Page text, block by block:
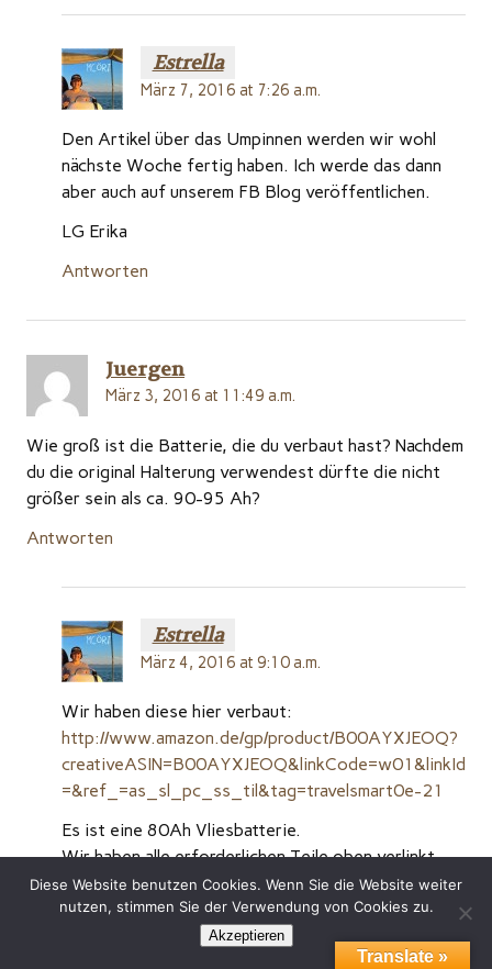
Estrella
März 7, 2016 at 7:26 a.m.
Den Artikel über das Umpinnen werden wir wohl
nächste Woche fertig haben. Ich werde das dann
aber auch auf unserem FB Blog veröffentlichen.
LG Erika
Antworten
Juergen
März 3, 2016 at 11:49 a.m.
Wie groß ist die Batterie, die du verbaut hast? Nachdem
du die original Halterung verwendest dürfte die nicht
größer sein als ca. 90-95 Ah?
Antworten
Estrella
März 4, 2016 at 9:10 a.m.
Wir haben diese hier verbaut:
http://www.amazon.de/gp/product/B00AYXJEOQ?
creativeASIN=B00AYXJEOQ&linkCode=w01&linkId
=&ref_=as_sl_pc_ss_til&tag=travelsmart0e-21
Es ist eine 80Ah Vliesbatterie.
Wir haben alle erforderlichen Teile oben verlinkt.
Lg Erika
Translate »
Diese Website benutzen Cookies. Wenn Sie die Website weiter
nutzen, stimmen Sie der Verwendung von Cookies zu.
Akzeptieren